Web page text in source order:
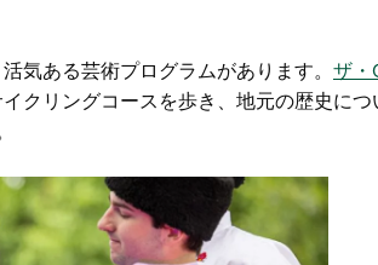
気ある芸術プログラムがあります。 ザ・
クリングコースを歩き、地元の歴史につ